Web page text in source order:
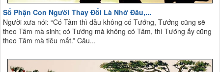
Số Phận Con Người Thay Đổi Là Nhờ Đâu,...
Người xưa nói: “Có Tâm thì dẫu không có Tướng, Tướng cũng sẽ
theo Tâm mà sinh; có Tướng mà không có Tâm, thì Tướng ấy cũng
theo Tâm mà tiêu mất.” Câu...